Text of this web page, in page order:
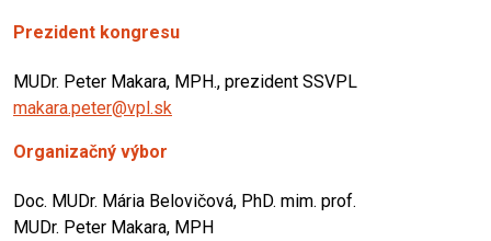
Prezident kongresu
MUDr. Peter Makara, MPH., prezident SSVPL
makara.peter@vpl.sk
Organizačný výbor
Doc. MUDr. Mária Belovičová, PhD. mim. prof.
MUDr. Peter Makara, MPH